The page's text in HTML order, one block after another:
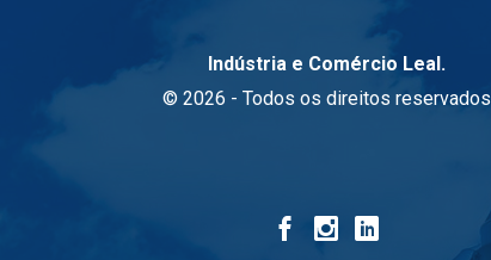
Indústria e Comércio Leal.
© 2026 - Todos os direitos reservados